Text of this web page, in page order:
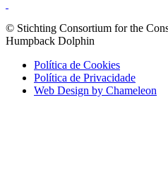
© Stichting Consortium for the
Humpback Dolphin
Política de Cookies
Política de Privacidade
Web Design by Chameleon